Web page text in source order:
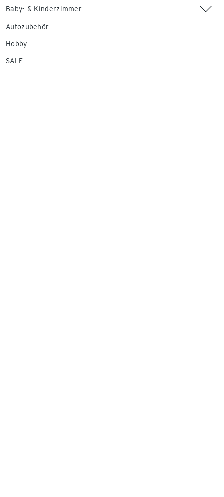
Baby- & Kinderzimmer
Autozubehör
Hobby
SALE